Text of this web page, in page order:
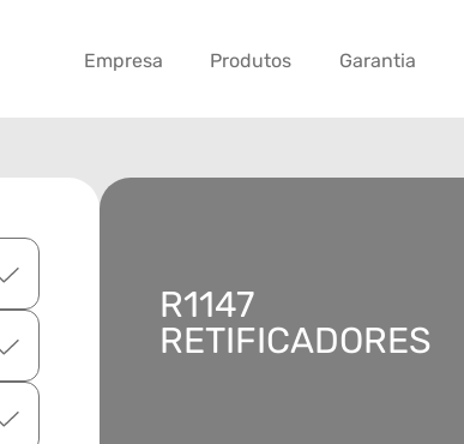
Empresa Produtos Garantia
R1147
RETIFICADORES